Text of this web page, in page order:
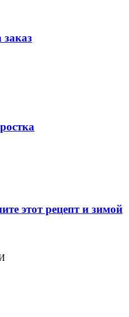
этот рецепт и зимой